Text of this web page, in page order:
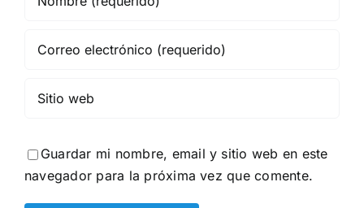
Guardar mi nombre, email y sitio web en este
navegador para la próxima vez que comente.